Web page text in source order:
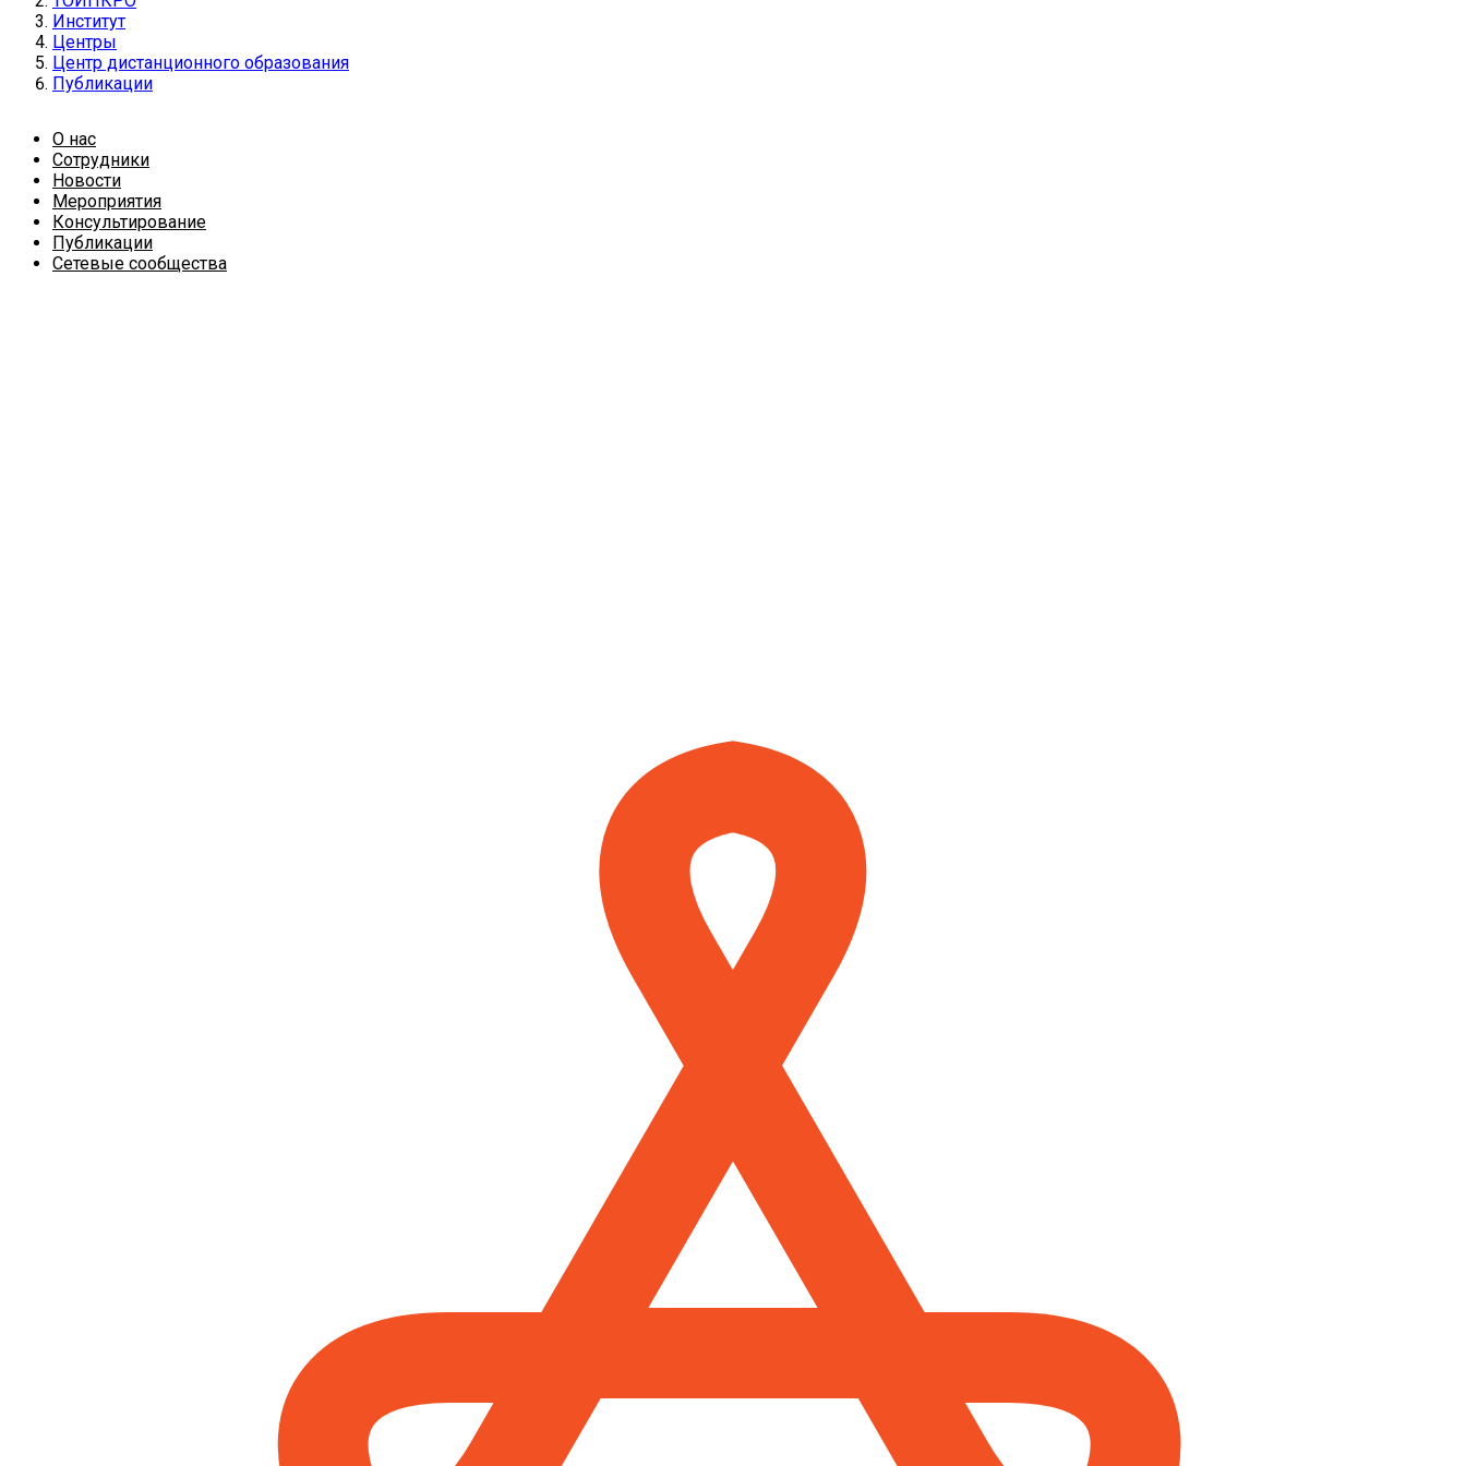
Институт
Центры
Центр дистанционного образования
Публикации
О нас
Сотрудники
Новости
Мероприятия
Консультирование
Публикации
Сетевые сообщества